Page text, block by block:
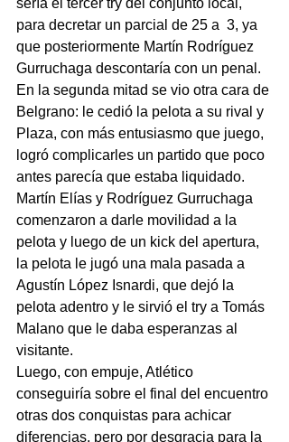
para decretar un parcial de 25 a  3, ya
que posteriormente Martín Rodríguez
Gurruchaga descontaría con un penal.
En la segunda mitad se vio otra cara de
Belgrano: le cedió la pelota a su rival y
Plaza, con más entusiasmo que juego,
logró complicarles un partido que poco
antes parecía que estaba liquidado.
Martín Elías y Rodríguez Gurruchaga
comenzaron a darle movilidad a la
pelota y luego de un kick del apertura,
la pelota le jugó una mala pasada a
Agustín López Isnardi, que dejó la
pelota adentro y le sirvió el try a Tomás
Malano que le daba esperanzas al
visitante.
Luego, con empuje, Atlético
conseguiría sobre el final del encuentro
otras dos conquistas para achicar
diferencias, pero por desgracia para la